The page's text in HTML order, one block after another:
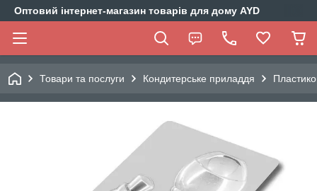
Оптовий інтернет-магазин товарів для дому AYD
Товари та послуги Кондитерське приладдя